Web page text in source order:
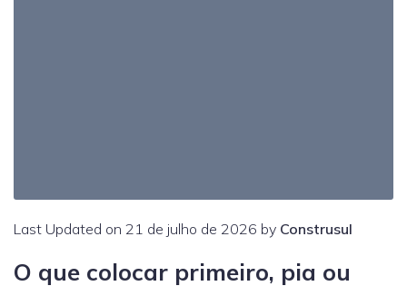
Last Updated on 21 de julho de 2026 by Construsul
O que colocar primeiro, pia ou